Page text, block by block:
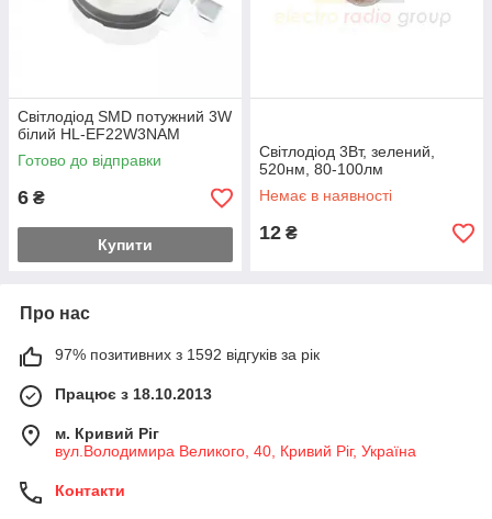
Світлодіод SMD потужний 3W
білий HL-EF22W3NAM
Готово до відправки
6 ₴
Купити
Світлодіод 3Вт, зелений,
520нм, 80-100лм
Немає в наявності
12 ₴
Про нас
97% позитивних з 1592 відгуків за рік
Працює з 18.10.2013
м. Кривий Ріг
вул.Володимира Великого, 40, Кривий Ріг, Україна
Контакти